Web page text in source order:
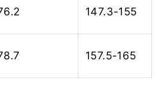
147.3-155
157.5-165